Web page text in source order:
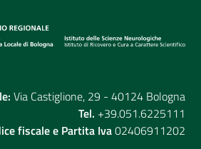
Via Castiglione, 29 - 40124 Bologna
Tel. +39.051.6225111
fiscale e Partita Iva02406911202